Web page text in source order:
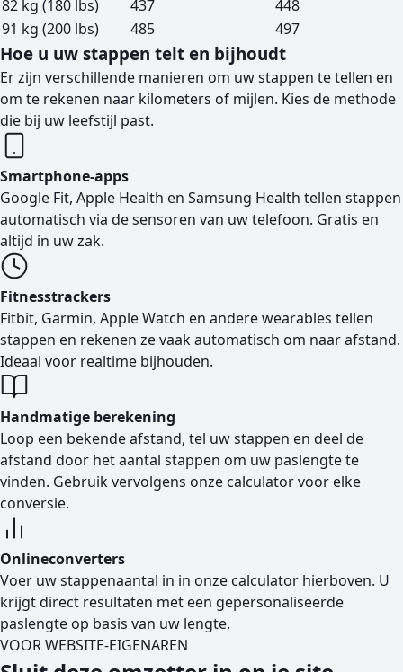
82 kg (180 lbs) 437
448
91 kg (200 lbs)
485 497
Hoe u uw stappen telt en bijhoudt
Er zijn verschillende manieren om uw stappen te tellen en
om te rekenen naar kilometers of mijlen. Kies de methode
die bij uw leefstijl past.
Smartphone-apps
Google Fit, Apple Health en Samsung Health tellen stappen
automatisch via de sensoren van uw telefoon. Gratis en
altijd in uw zak.
Fitnesstrackers
Fitbit, Garmin, Apple Watch en andere wearables tellen
stappen en rekenen ze vaak automatisch om naar afstand.
Ideaal voor realtime bijhouden.
Handmatige berekening
Loop een bekende afstand, tel uw stappen en deel de
afstand door het aantal stappen om uw paslengte te
vinden. Gebruik vervolgens onze calculator voor elke
conversie.
Onlineconverters
Voer uw stappenaantal in in onze calculator hierboven. U
krijgt direct resultaten met een gepersonaliseerde
paslengte op basis van uw lengte.
VOOR WEBSITE-EIGENAREN